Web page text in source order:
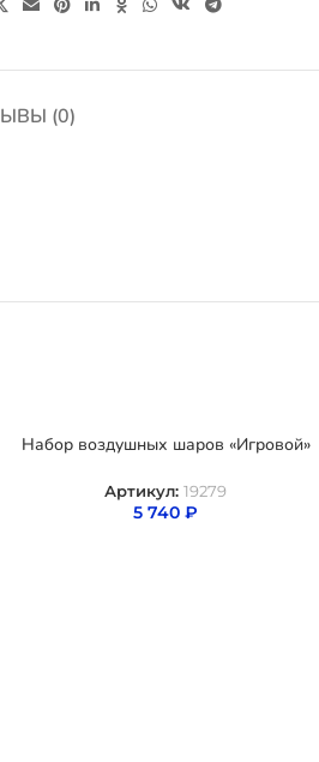
(0)
Набор воздушных шаров «Игровой»
Артикул: 19279
5 740 ₽